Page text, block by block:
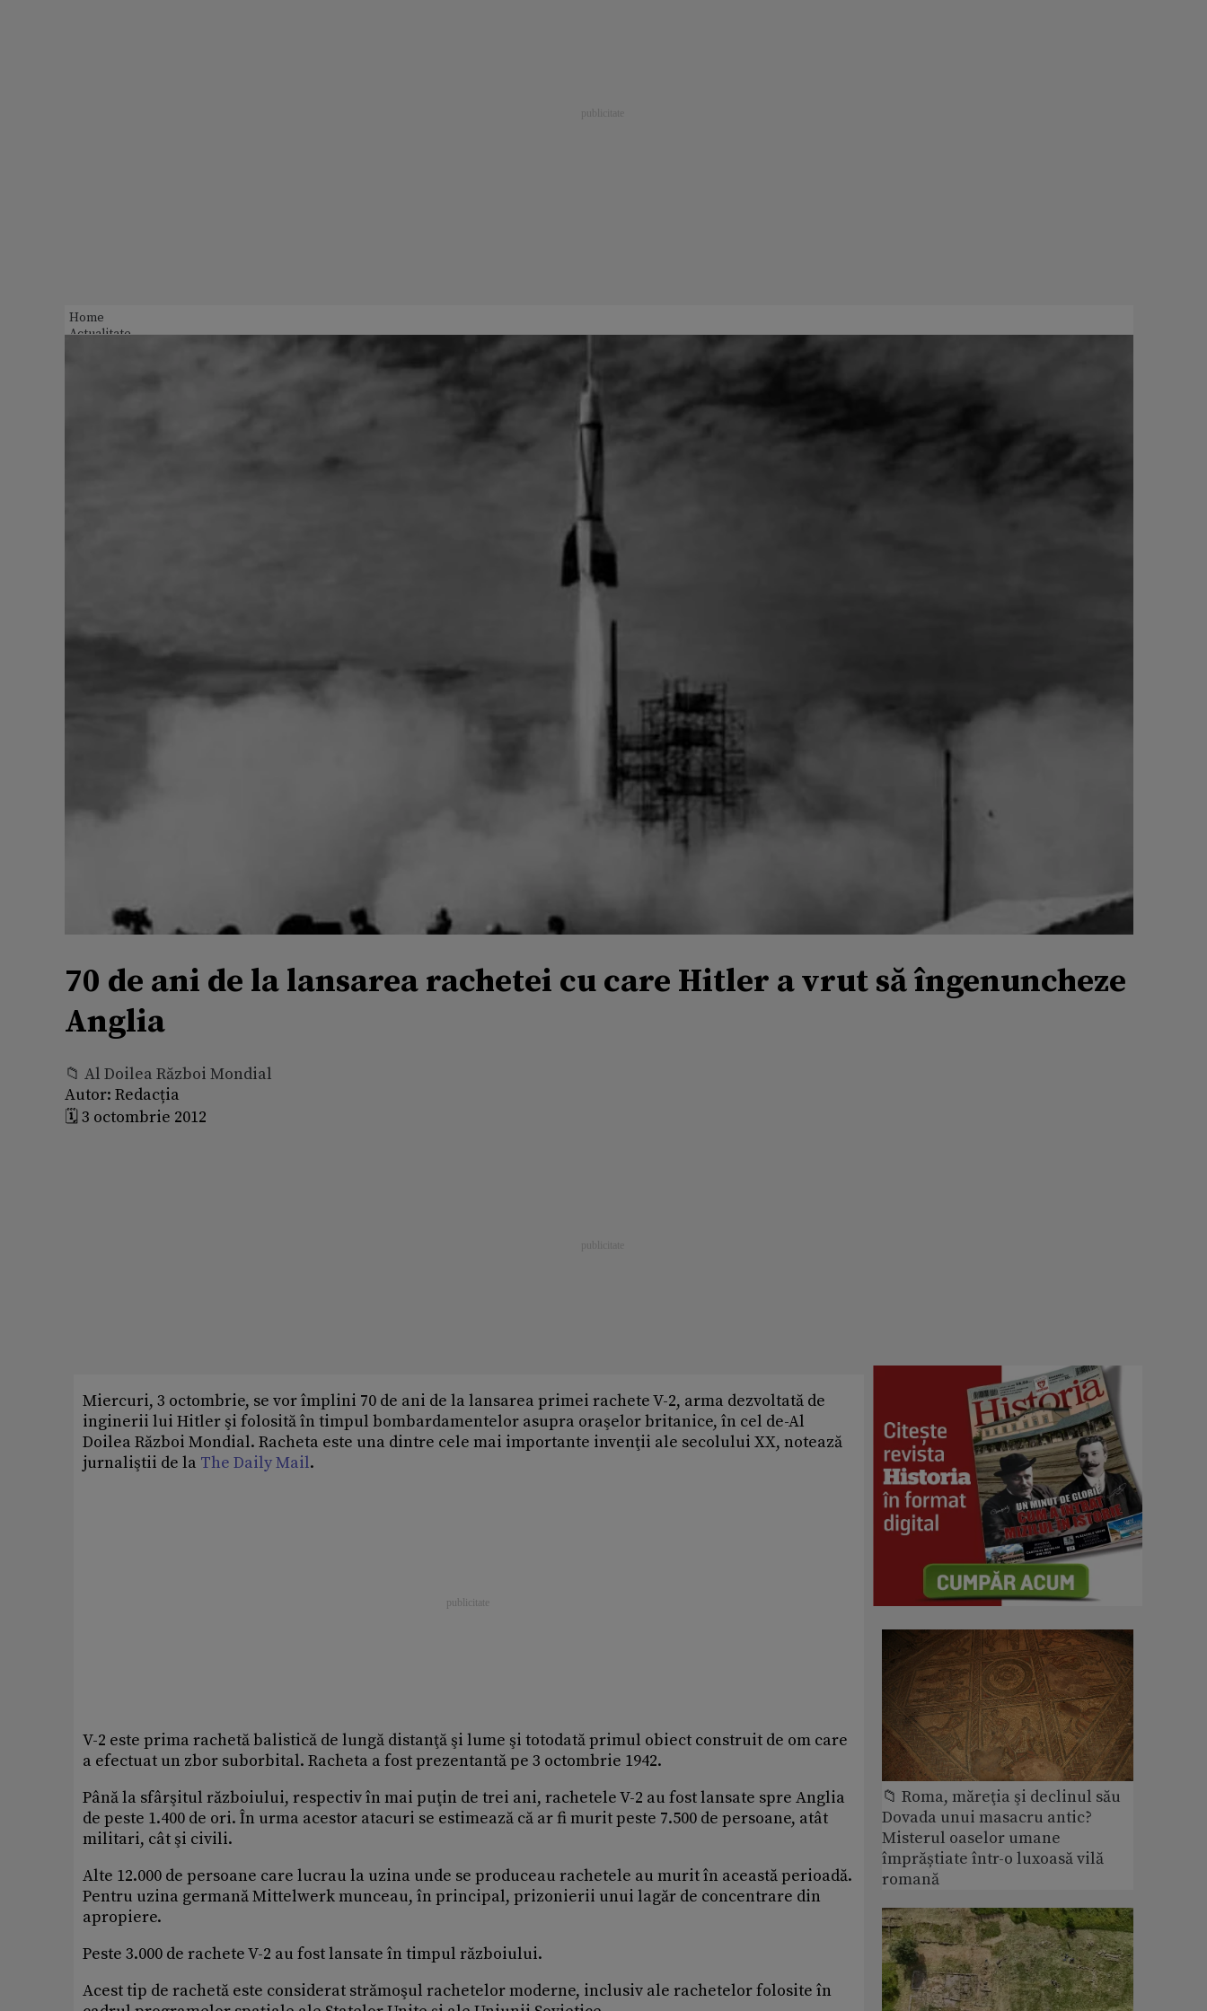
Home
Actualitate
70 de ani de la lansarea rachetei cu care Hitler a vrut să îngenuncheze
Anglia
📁 Al Doilea Război Mondial
Autor: Redacția
🗓️ 3 octombrie 2012
Miercuri, 3 octombrie, se vor împlini 70 de ani de la lansarea primei rachete V-2, arma dezvoltată de
inginerii lui Hitler şi folosită în timpul bombardamentelor asupra oraşelor britanice, în cel de-Al
Doilea Război Mondial. Racheta este una dintre cele mai importante invenţii ale secolului XX, notează
jurnaliştii de la The Daily Mail.
V-2 este prima rachetă balistică de lungă distanţă şi lume şi totodată primul obiect construit de om care
a efectuat un zbor suborbital. Racheta a fost prezentantă pe 3 octombrie 1942.
Până la sfârşitul războiului, respectiv în mai puţin de trei ani, rachetele V-2 au fost lansate spre Anglia
de peste 1.400 de ori. În urma acestor atacuri se estimează că ar fi murit peste 7.500 de persoane, atât
militari, cât şi civili.
Alte 12.000 de persoane care lucrau la uzina unde se produceau rachetele au murit în această perioadă.
Pentru uzina germană Mittelwerk munceau, în principal, prizonierii unui lagăr de concentrare din
apropiere.
Peste 3.000 de rachete V-2 au fost lansate în timpul războiului.
Acest tip de rachetă este considerat strămoşul rachetelor moderne, inclusiv ale rachetelor folosite în
📁 Roma, măreţia şi declinul său
Dovada unui masacru antic?
Misterul oaselor umane
împrăștiate într-o luxoasă vilă
romană